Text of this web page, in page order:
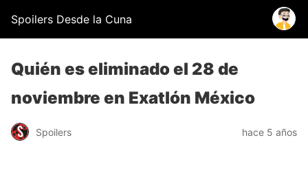
Spoilers Desde la Cuna
Quién es eliminado el 28 de
noviembre en Exatlón México
Spoilers hace 5 años